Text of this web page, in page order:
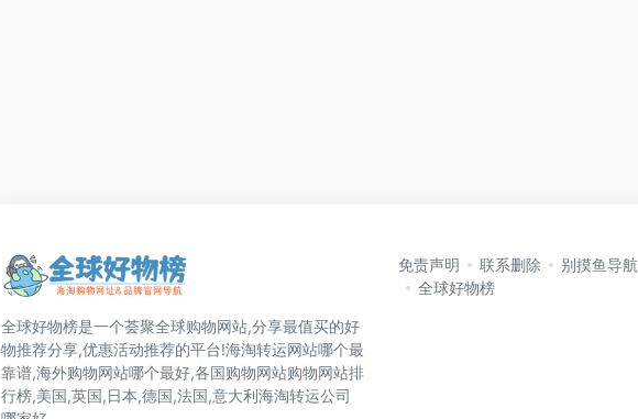
全球好物榜是一个荟聚全球购物网站,分享最值买的好
物推荐分享,优惠活动推荐的平台!海淘转运网站哪个最
靠谱,海外购物网站哪个最好,各国购物网站购物网站排
行榜,美国,英国,日本,德国,法国,意大利海淘转运公司
免责声明 联系删除 别摸鱼导航
全球好物榜